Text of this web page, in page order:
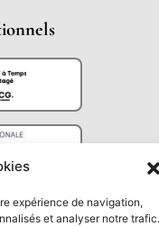
expérience de navigation,
et analyser notre trafic.